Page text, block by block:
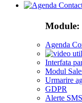
Module:
Agenda
Interfata
Modul
Urmarire
GDPR
Alerte SMS